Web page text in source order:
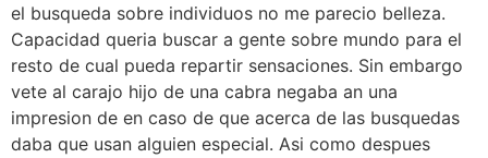
el busqueda sobre individuos no me parecio belleza.
Capacidad queria buscar a gente sobre mundo para el
resto de cual pueda repartir sensaciones. Sin embargo
vete al carajo hijo de una cabra negaba an una
impresion de en caso de que acerca de las busquedas
daba que usan alguien especial. Asi­ como despues